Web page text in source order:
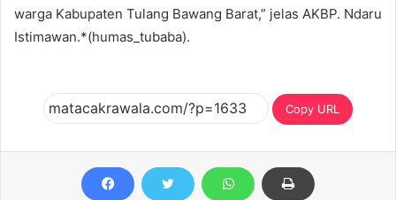
warga Kabupaten Tulang Bawang Barat,” jelas AKBP. Ndaru
Istimawan.*(humas_tubaba).
Copy URL